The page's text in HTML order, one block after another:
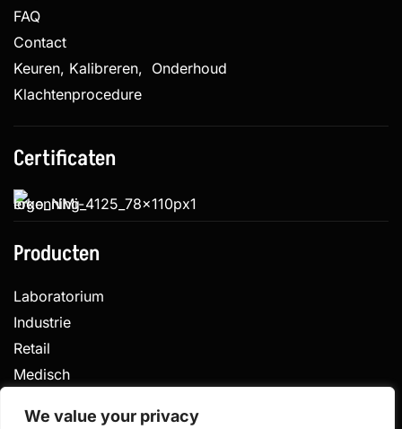
We value your privacy
FAQ
Contact
Keuren, Kalibreren, Onderhoud
Klachtenprocedure
Certificaten
Producten
Laboratorium
Industrie
Retail
Medisch